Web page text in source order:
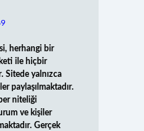
herhangi bir
ile hiçbir
Sitede yalnızca
paylaşılmaktadır.
niteliği
ve kişiler
Gerçek